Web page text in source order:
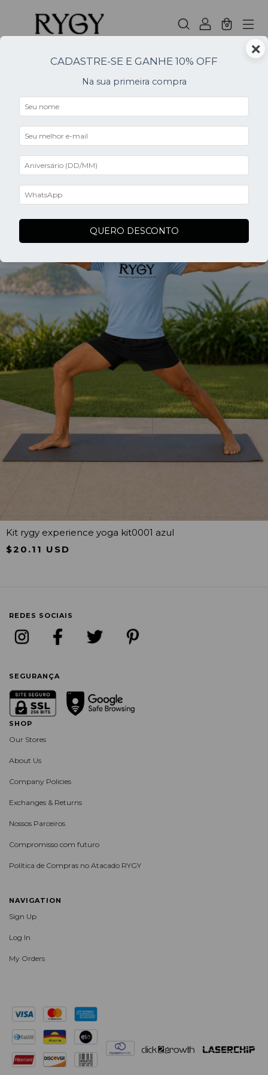
0
breadcrumbs.maios .
Kit rygy experience yoga kit0001 azul
$20.11 USD
REDES SOCIAIS
SEGURANÇA
SHOP
Our Stores
About Us
Company Policies
Exchanges & Returns
Nossos Parceiros
Compromisso com futuro
Política de Compras no Atacado RYGY
NAVIGATION
Sign Up
Log In
My Orders
×
CADASTRE-SE E GANHE 10% OFF
Na sua primeira compra
QUERO DESCONTO